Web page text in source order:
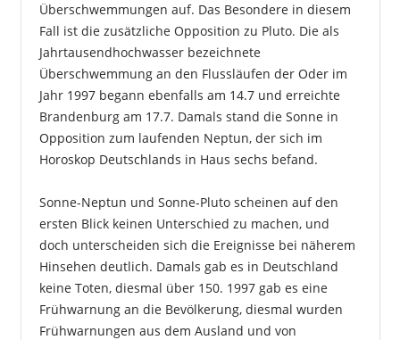
Überschwemmungen auf. Das Besondere in diesem
Fall ist die zusätzliche Opposition zu Pluto. Die als
Jahrtausendhochwasser bezeichnete
Überschwemmung an den Flussläufen der Oder im
Jahr 1997 begann ebenfalls am 14.7 und erreichte
Brandenburg am 17.7. Damals stand die Sonne in
Opposition zum laufenden Neptun, der sich im
Horoskop Deutschlands in Haus sechs befand.
Sonne-Neptun und Sonne-Pluto scheinen auf den
ersten Blick keinen Unterschied zu machen, und
doch unterscheiden sich die Ereignisse bei näherem
Hinsehen deutlich. Damals gab es in Deutschland
keine Toten, diesmal über 150. 1997 gab es eine
Frühwarnung an die Bevölkerung, diesmal wurden
Frühwarnungen aus dem Ausland und von